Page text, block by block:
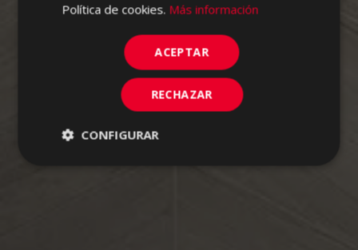
Política de cookies. Más información
ACEPTAR
RECHAZAR
CONFIGURAR